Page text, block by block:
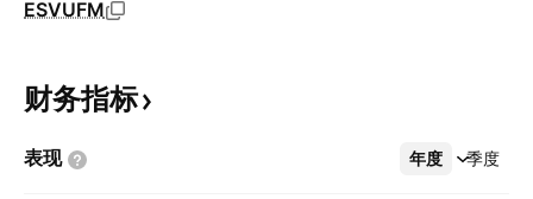
ESVUFM
财务指标
表现 年度 季度
更多